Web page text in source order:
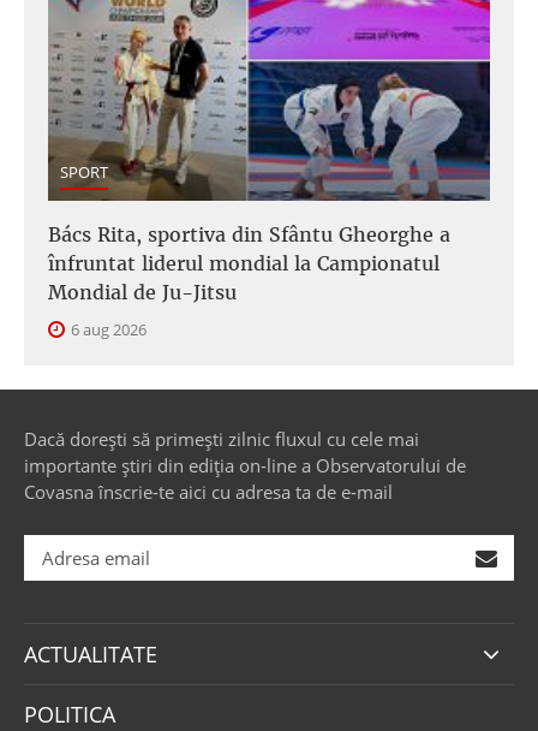
SPORT
Bács Rita, sportiva din Sfântu Gheorghe a
înfruntat liderul mondial la Campionatul
Mondial de Ju-Jitsu
6 aug 2026
Dacă dorești să primești zilnic fluxul cu cele mai
importante știri din ediția on-line a Observatorului de
Covasna înscrie-te aici cu adresa ta de e-mail
ACTUALITATE
POLITICA